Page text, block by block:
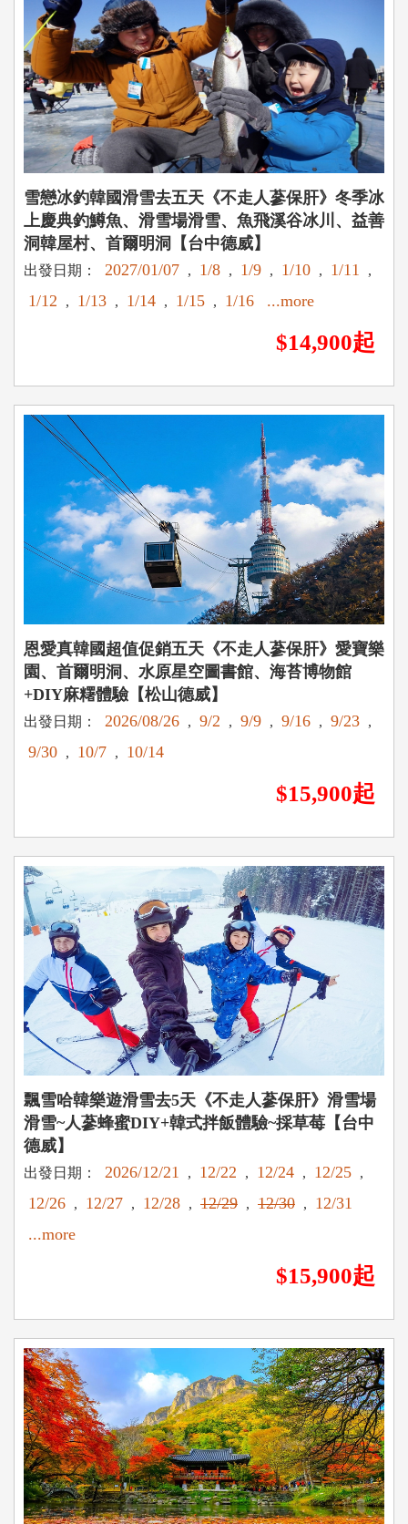
雪戀冰釣韓國滑雪去五天《不走人蔘保肝》冬季冰
上慶典釣鱒魚、滑雪場滑雪、魚飛溪谷冰川、益善
洞韓屋村、首爾明洞【台中德威】
出發日期： 2027/01/07 , 1/8 , 1/9 , 1/10 , 1/11 ,
1/12 , 1/13 , 1/14 , 1/15 , 1/16 ...more
$14,900起
恩愛真韓國超值促銷五天《不走人蔘保肝》愛寶樂
園、首爾明洞、水原星空圖書館、海苔博物館
+DIY麻糬體驗【松山德威】
出發日期： 2026/08/26 , 9/2 , 9/9 , 9/16 , 9/23 ,
9/30 , 10/7 , 10/14
$15,900起
飄雪哈韓樂遊滑雪去5天《不走人蔘保肝》滑雪場
滑雪~人蔘蜂蜜DIY+韓式拌飯體驗~採草莓【台中
德威】
出發日期： 2026/12/21 , 12/22 , 12/24 , 12/25 ,
12/26 , 12/27 , 12/28 , 12/29 , 12/30 ,
12/31
...more
$15,900起